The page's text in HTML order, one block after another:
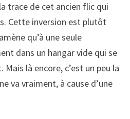
trace de cet ancien flic qui
Cette inversion est plutôt
qu’à une seule
dans un hangar vide qui se
là encore, c’est un peu la
va vraiment, à cause d’une